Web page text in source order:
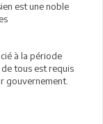
est une noble
à la période
tous est requis
gouvernement.